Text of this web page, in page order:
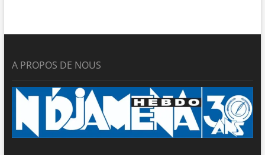
A PROPOS DE NOUS